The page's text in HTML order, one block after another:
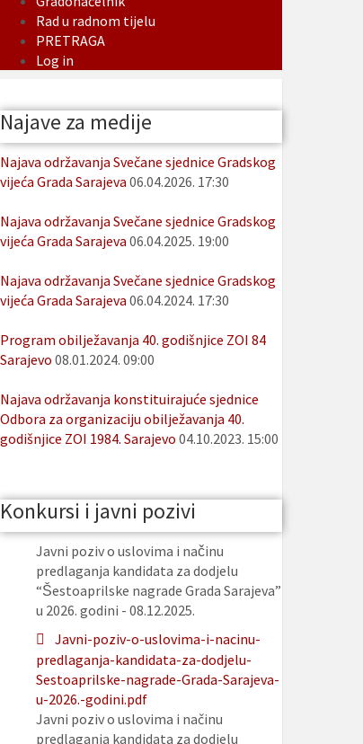
Rad u radnom tijelu
PRETRAGA
Log in
Najave za medije
Najava održavanja Svečane sjednice Gradskog
vijeća Grada Sarajeva 06.04.2026. 17:30
Najava održavanja Svečane sjednice Gradskog
vijeća Grada Sarajeva 06.04.2025. 19:00
Najava održavanja Svečane sjednice Gradskog
vijeća Grada Sarajeva 06.04.2024. 17:30
Program obilježavanja 40. godišnjice ZOI 84
Sarajevo 08.01.2024. 09:00
Najava održavanja konstituirajuće sjednice
Odbora za organizaciju obilježavanja 40.
godišnjice ZOI 1984. Sarajevo 04.10.2023. 15:00
Konkursi i javni pozivi
Javni poziv o uslovima i načinu
predlaganja kandidata za dodjelu
“Šestoaprilske nagrade Grada Sarajeva”
u 2026. godini - 08.12.2025.
Javni-poziv-o-uslovima-i-nacinu-
predlaganja-kandidata-za-dodjelu-
Sestoaprilske-nagrade-Grada-Sarajeva-
u-2026.-godini.pdf
Javni poziv o uslovima i načinu
predlaganja kandidata za dodjelu